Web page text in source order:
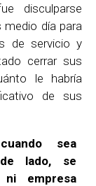
disculparse
día para
de servicio y
cerrar sus
le habría
de sus
sea
lado, se
empresa